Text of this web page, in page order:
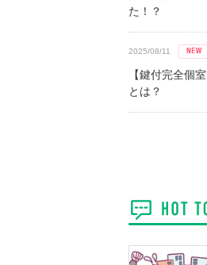
た！？
2025/08/11
【鍵付完全個
とは？